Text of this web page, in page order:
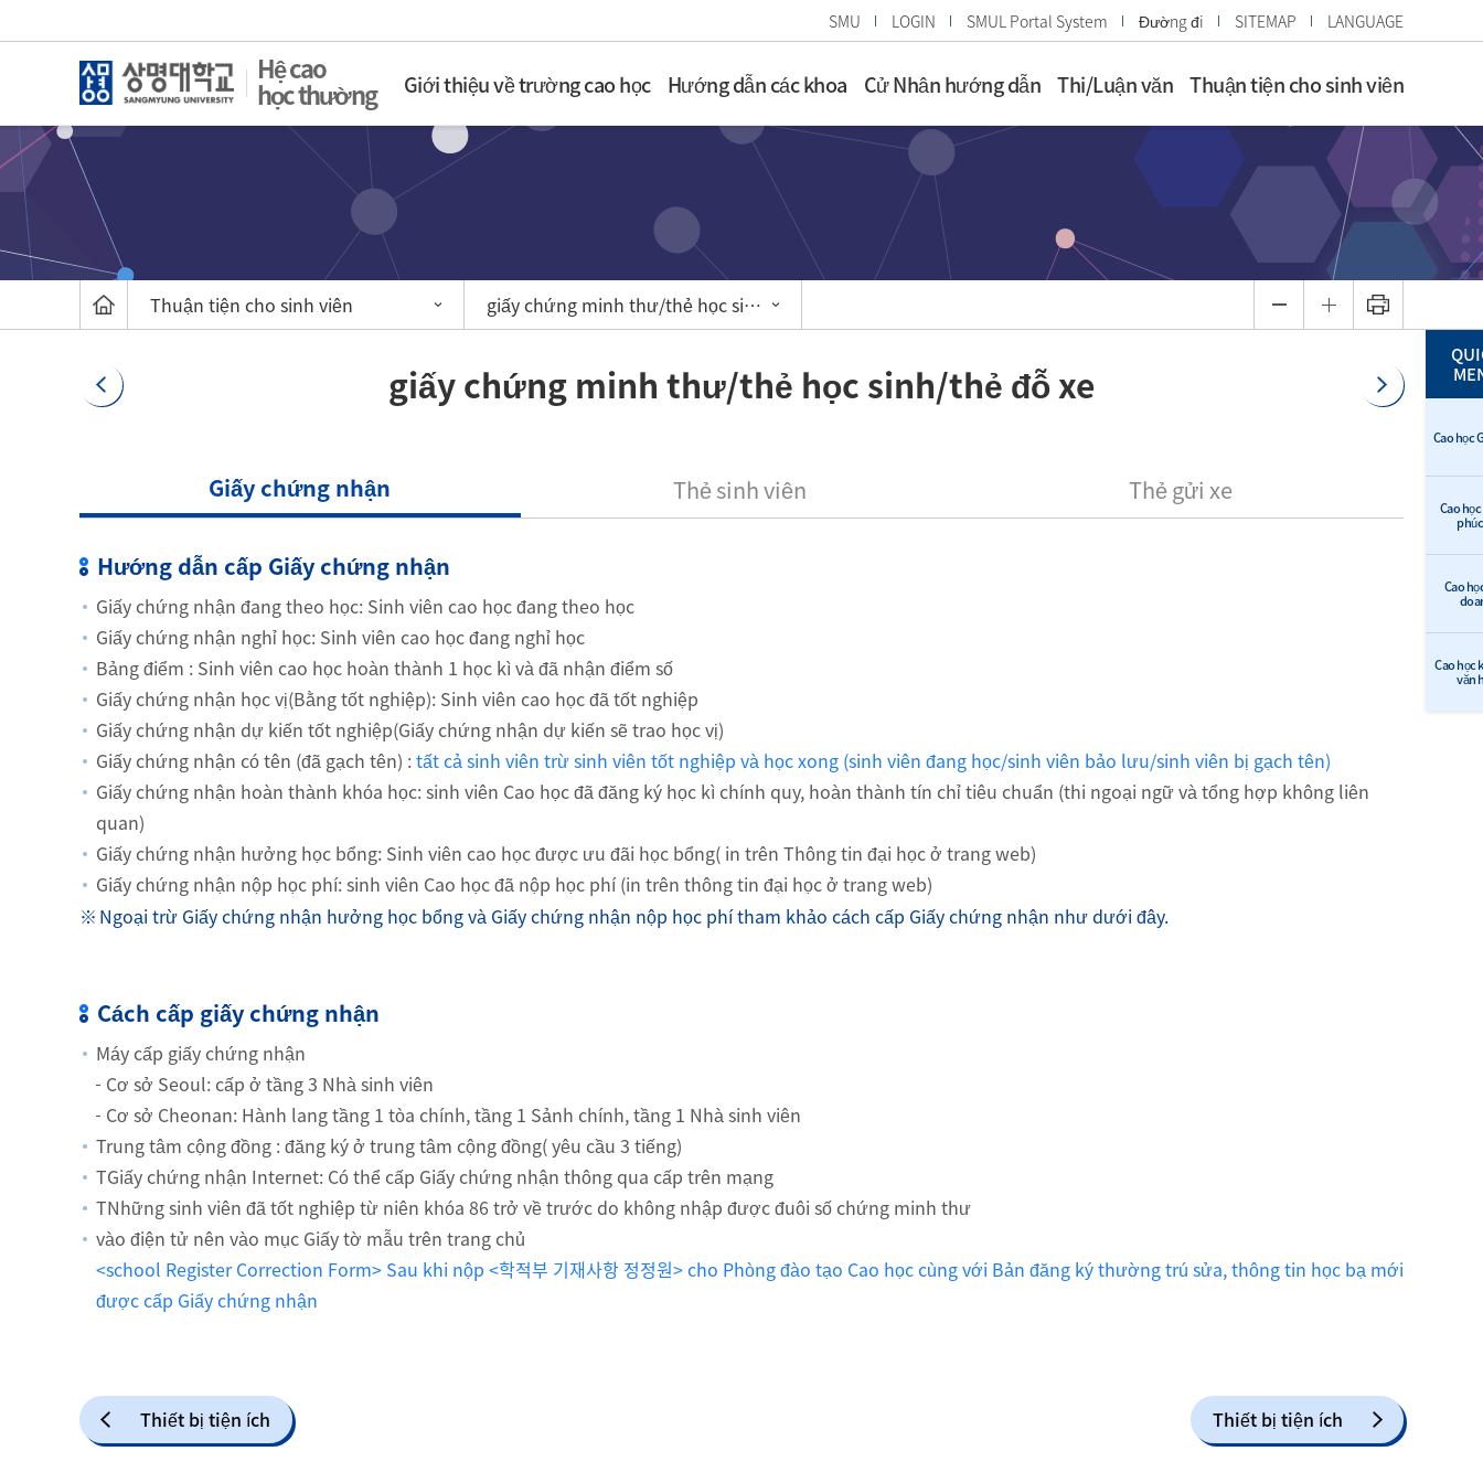
SMU LOGIN SMUL Portal System Đường đi SITEMAP LANGUAGE
Hệ cao
học thường Giới thiệu về trường cao học Hướng dẫn các khoa Cử Nhân hướng dẫn Thi/Luận văn Thuận tiện cho sinh viên
Cao học
Cao
Cao
Cao học
văn
Thuận tiện cho sinh viên giấy chứng minh thư/thẻ học sinh/thẻ đỗ xe
giấy chứng minh thư/thẻ học sinh/thẻ đỗ xe
Giấy chứng nhận Thẻ sinh viên Thẻ gửi xe
Hướng dẫn cấp Giấy chứng nhận
Giấy chứng nhận đang theo học: Sinh viên cao học đang theo học
Giấy chứng nhận nghỉ học: Sinh viên cao học đang nghỉ học
Bảng điểm : Sinh viên cao học hoàn thành 1 học kì và đã nhận điểm số
Giấy chứng nhận học vị(Bằng tốt nghiệp): Sinh viên cao học đã tốt nghiệp
Giấy chứng nhận dự kiến tốt nghiệp(Giấy chứng nhận dự kiến sẽ trao học vị)
Giấy chứng nhận có tên (đã gạch tên) : tất cả sinh viên trừ sinh viên tốt nghiệp và học xong (sinh viên đang học/sinh viên bảo lưu/sinh viên bị gạch tên)
Giấy chứng nhận hoàn thành khóa học: sinh viên Cao học đã đăng ký học kì chính quy, hoàn thành tín chỉ tiêu chuẩn (thi ngoại ngữ và tổng hợp không liên
quan)
Giấy chứng nhận hưởng học bổng: Sinh viên cao học được ưu đãi học bổng( in trên Thông tin đại học ở trang web)
Giấy chứng nhận nộp học phí: sinh viên Cao học đã nộp học phí (in trên thông tin đại học ở trang web)
Ngoại trừ Giấy chứng nhận hưởng học bổng và Giấy chứng nhận nộp học phí tham khảo cách cấp Giấy chứng nhận như dưới đây.
Cách cấp giấy chứng nhận
Máy cấp giấy chứng nhận
Cơ sở Seoul: cấp ở tầng 3 Nhà sinh viên
Cơ sở Cheonan: Hành lang tầng 1 tòa chính, tầng 1 Sảnh chính, tầng 1 Nhà sinh viên
Trung tâm cộng đồng : đăng ký ở trung tâm cộng đồng( yêu cầu 3 tiếng)
TGiấy chứng nhận Internet: Có thể cấp Giấy chứng nhận thông qua cấp trên mạng
TNhững sinh viên đã tốt nghiệp từ niên khóa 86 trở về trước do không nhập được đuôi số chứng minh thư
vào điện tử nên vào mục Giấy tờ mẫu trên trang chủ
<school Register Correction Form> Sau khi nộp <학적부 기재사항 정정원> cho Phòng đào tạo Cao học cùng với Bản đăng ký thường trú sửa, thông tin học bạ mới
được cấp Giấy chứng nhận
Thiết bị tiện ích Thiết bị tiện ích